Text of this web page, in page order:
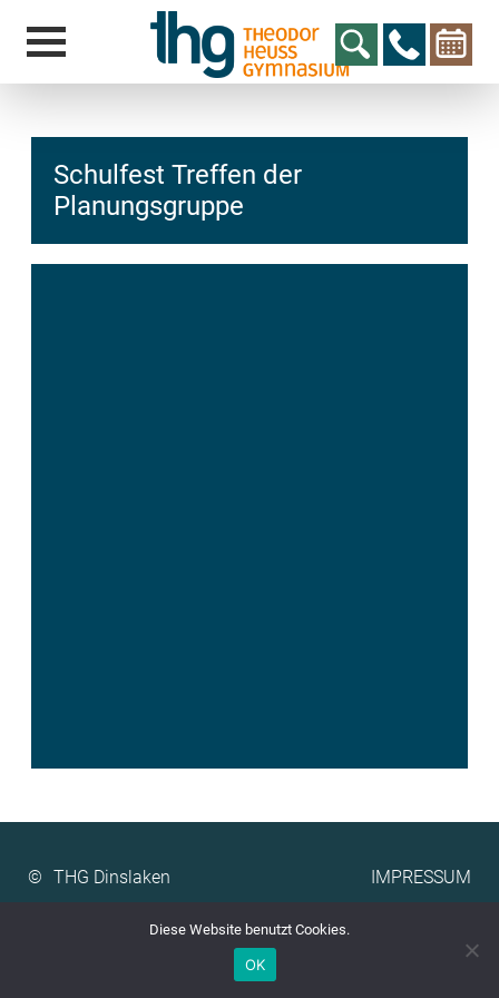
ed.ne
kalsn
id-gh
t@elu
hcs
Schulfest Treffen der
Planungsgruppe
© IMPRESSUM
Diese Website benutzt Cookies.
OK